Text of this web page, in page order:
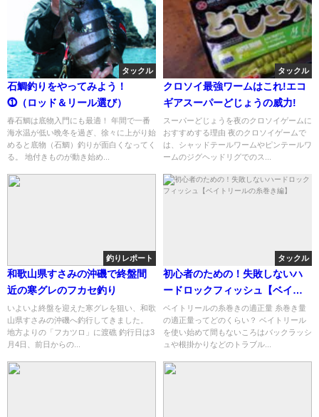
タックル
石鯛釣りをやってみよう！
⓵（ロッド＆リール選び）
春石鯛は底物入門にも最適！ 年間で一番
海水温が低い晩冬を過ぎ、徐々に上がり始
めると底物（石鯛）釣りが面白くなってく
る。 地付きものが動き始め...
タックル
クロソイ最強ワームはこれ!エコ
ギアスーパーどじょうの威力!
スーパーどじょうを夜のクロソイゲームに
おすすめする理由 夜のクロソイゲームで
は、シャッドテールワームやピンテールワ
ームのジグヘッドリグでのス...
釣りレポート
和歌山県すさみの沖磯で終盤間
近の寒グレのフカセ釣り
いよいよ終盤を迎えた寒グレを狙い、和歌
山県すさみの沖磯へ釣行してきました。
地方よりの「フカツロ」に渡礁 釣行日は3
月4日、前日からの...
タックル
初心者のための！失敗しないハ
ードロックフィッシュ【ベイト
リールの糸巻き編】
ベイトリールの糸巻きの適正量 糸巻き量
の適正量ってどのくらい？ ベイトリール
を使い始めて間もないころはバックラッシ
ュや根掛かりなどのトラブル...